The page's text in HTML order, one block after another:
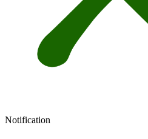
Notification